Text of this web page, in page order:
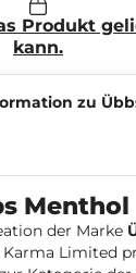
Produkt
kann.
zu
Menthol
der Marke
Limited